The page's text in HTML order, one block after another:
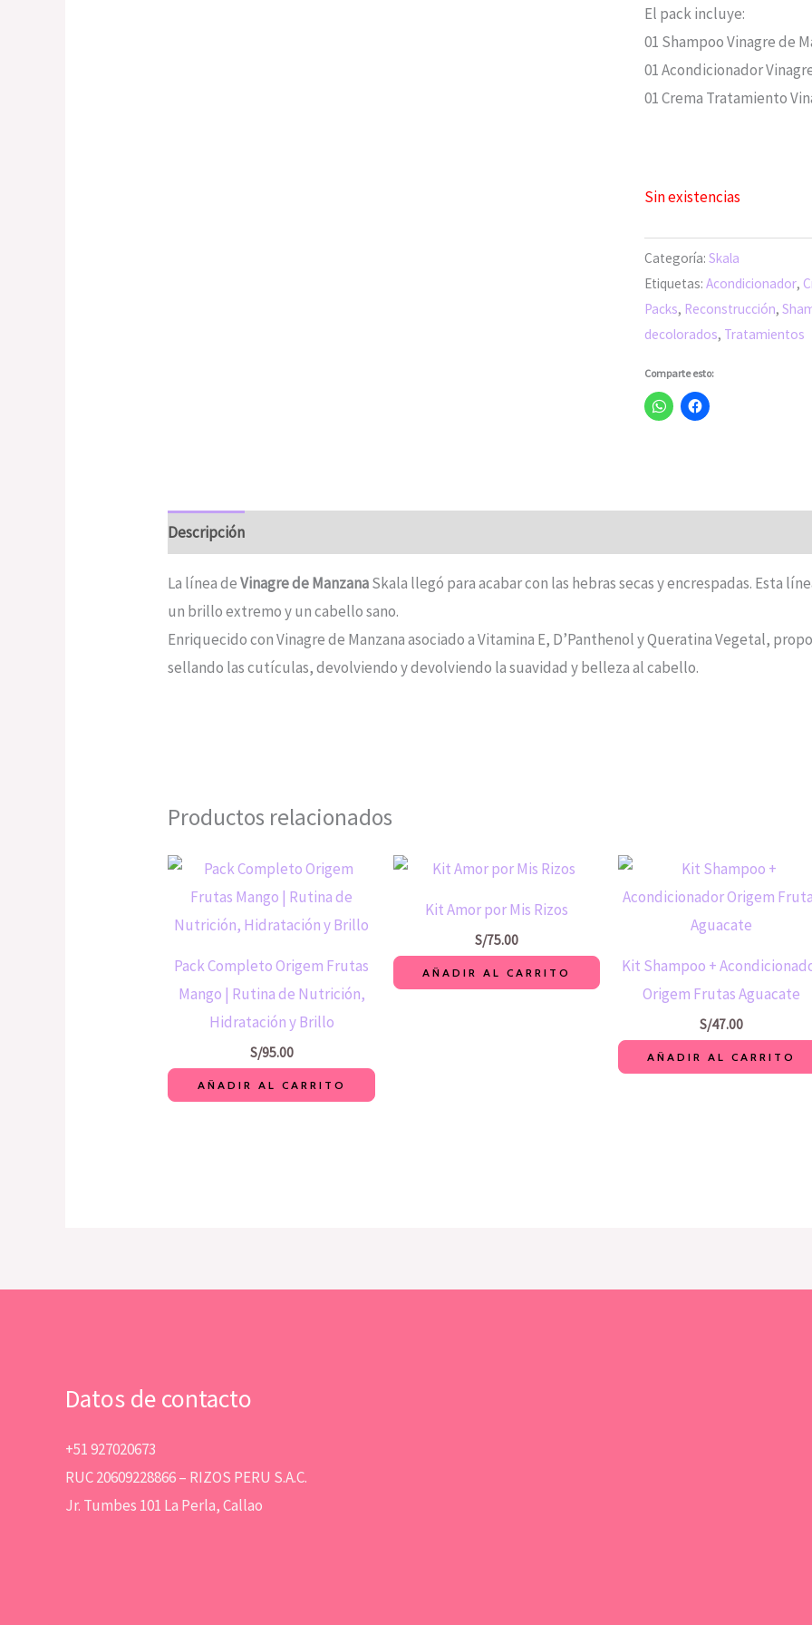
El pack incluye:
01 Shampoo Vinagre de
01 Acondicionador
01 Crema Tratamiento
Sin existencias
Categoría: Skala
Etiquetas: Acondicionador,
Packs, Reconstrucción,
decolorados, Tratamientos
Comparte esto:
Descripción
La línea deVinagre de ManzanaSkala llegó para acabar con las hebras secas y encrespadas. Esta
un brillo extremo y un cabello sano.
Enriquecido con Vinagre de Manzana asociado a Vitamina E, D’Panthenol y Queratina Vegetal,
sellando las cutículas, devolviendo y devolviendo la suavidad y belleza al cabello.
Productos relacionados
Pack Completo Origem Frutas
Mango | Rutina de Nutrición,
Hidratación y Brillo
S/95.00
AÑADIR AL CARRITO
Kit Amor por Mis Rizos
S/75.00
AÑADIR AL CARRITO
Kit Shampoo +
Origem Frutas Aguacate
S/47.00
AÑADIR AL CARRITO
Datos de contacto
+51 927020673
RUC 20609228866 – RIZOS PERU S.A.C.
Jr. Tumbes 101 La Perla, Callao